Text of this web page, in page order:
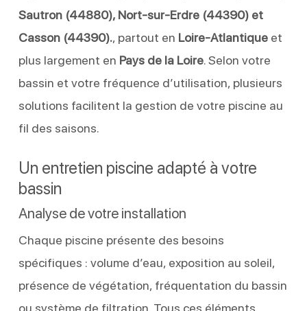
Sautron (44880), Nort-sur-Erdre (44390) et
Casson (44390)., partout en Loire-Atlantiqueet
plus largement en Pays de la Loire. Selon votre
bassin et votre fréquence d’utilisation, plusieurs
solutions facilitent la gestion de votre piscine au
fil des saisons.
Un entretien piscine adapté à votre
bassin
Analyse de votre installation
Chaque piscine présente des besoins
spécifiques : volume d’eau, exposition au soleil,
présence de végétation, fréquentation du bassin
ou système de filtration. Tous ces éléments